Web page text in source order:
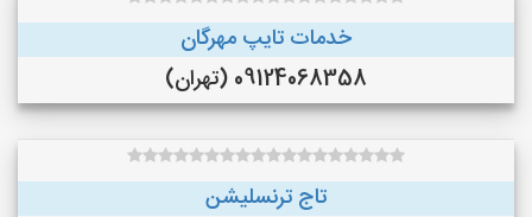
خدمات تایپ مهرگان
09124068358 (تهران)
تاج ترنسلیشن